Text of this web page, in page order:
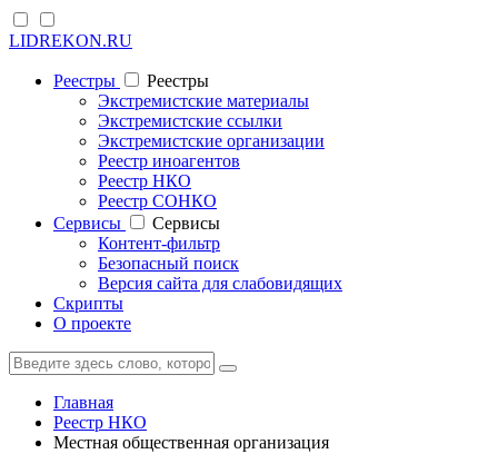
LIDREKON.RU
Реестры
Реестры
Экстремистские материалы
Экстремистские ссылки
Экстремистские организации
Реестр иноагентов
Реестр НКО
Реестр СОНКО
Cервисы
Cервисы
Контент-фильтр
Безопасный поиск
Версия сайта для слабовидящих
Скрипты
О проекте
Главная
Реестр НКО
Местная общественная организация